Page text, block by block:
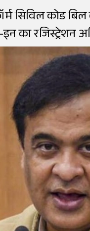
सिविल कोड
का रजिस्ट्रेशन